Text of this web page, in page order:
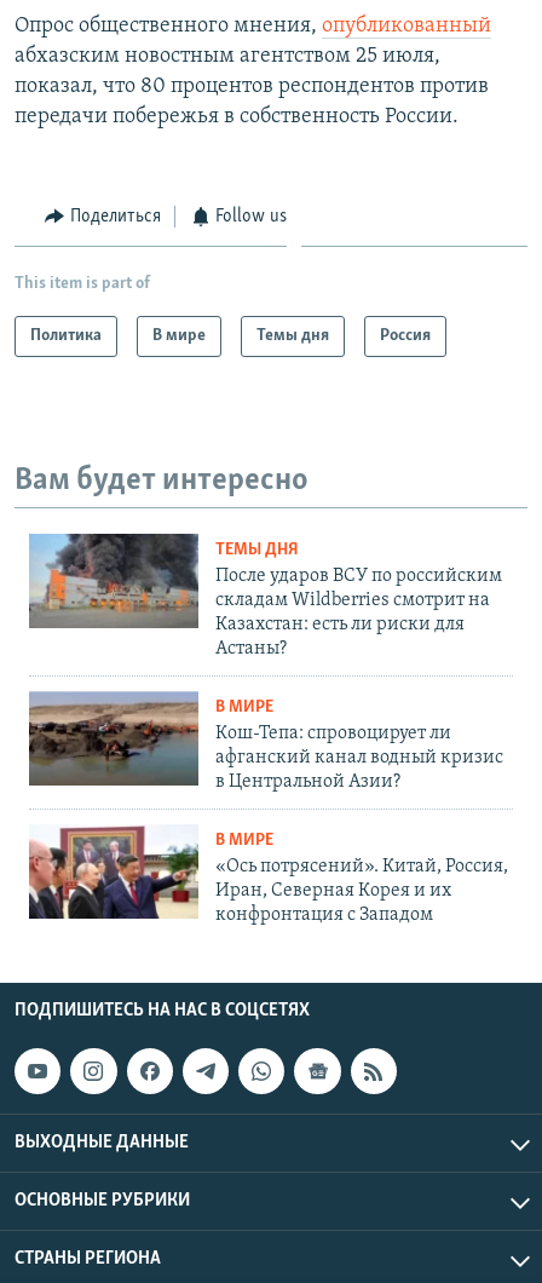
Опрос общественного мнения, опубликованный
абхазским новостным агентством 25 июля,
показал, что 80 процентов респондентов против
передачи побережья в собственность России.
Поделиться Follow us
This item is part of
Политика В мире Темы дня Россия
Вам будет интересно
ТЕМЫ ДНЯ
После ударов ВСУ по российским
складам Wildberries смотрит на
Казахстан: есть ли риски для
Астаны?
В МИРЕ
Кош-Тепа: спровоцирует ли
афганский канал водный кризис
в Центральной Азии?
В МИРЕ
«Ось потрясений». Китай, Россия,
Иран, Северная Корея и их
конфронтация с Западом
ПОДПИШИТЕСЬ НА НАС В СОЦСЕТЯХ
ВЫХОДНЫЕ ДАННЫЕ
ОСНОВНЫЕ РУБРИКИ
СТРАНЫ РЕГИОНА